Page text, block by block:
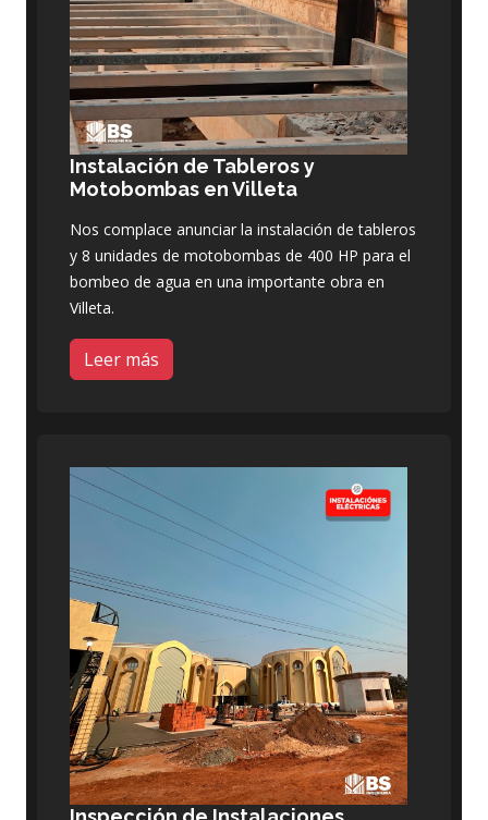
Instalación de Tableros y
Motobombas en Villeta
Nos complace anunciar la instalación de tableros
y 8 unidades de motobombas de 400 HP para el
bombeo de agua en una importante obra en
Villeta.
Leer más